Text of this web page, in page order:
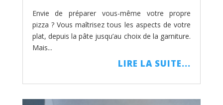
Envie de préparer vous-même votre propre
pizza ? Vous maîtrisez tous les aspects de votre
plat, depuis la pâte jusqu’au choix de la garniture.
Mais...
LIRE LA SUITE...